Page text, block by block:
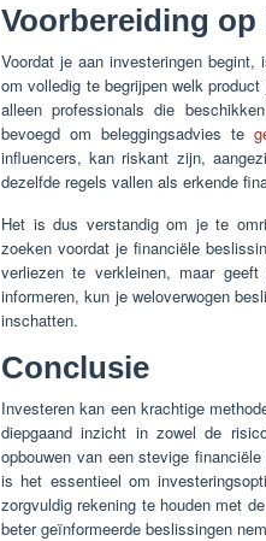
Voorbereiding op
Voordat je aan investeringen
om volledig te begrijpen welk
alleen professionals die
bevoegd om beleggingsadvies te
influencers, kan riskant zijn,
dezelfde regels vallen als erkende
Het is dus verstandig om je te
zoeken voordat je financiële
verliezen te verkleinen, maar
informeren, kun je weloverwogen
inschatten.
Conclusie
Investeren kan een krachtige
diepgaand inzicht in zowel de
opbouwen van een stevige
is het essentieel om
zorgvuldig rekening te houden met
beter geïnformeerde beslissingen